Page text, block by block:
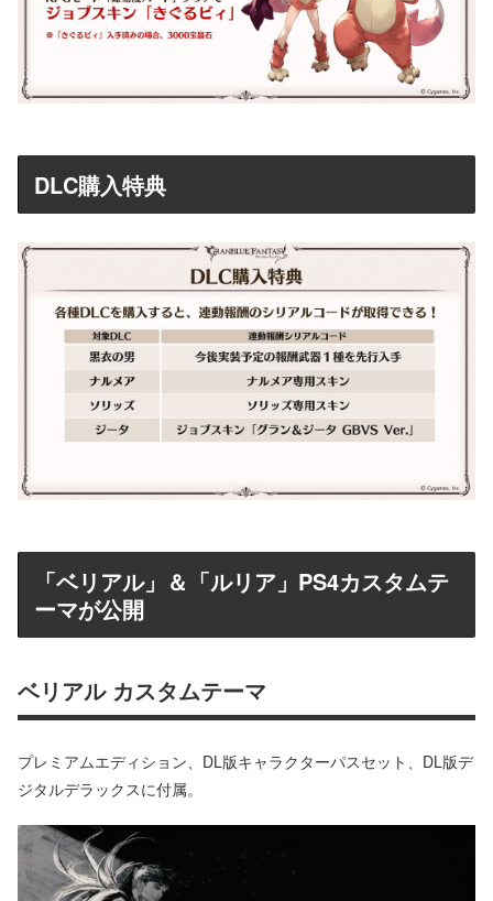
DLC購入特典
「ベリアル」＆「ルリア」PS4カスタムテ
ーマが公開
ベリアル カスタムテーマ
プレミアムエディション、DL版キャラクターパスセット、DL版デ
ジタルデラックスに付属。